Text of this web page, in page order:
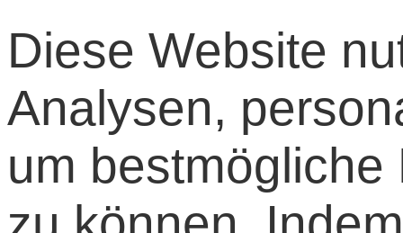
Diese Website
Analysen,
um